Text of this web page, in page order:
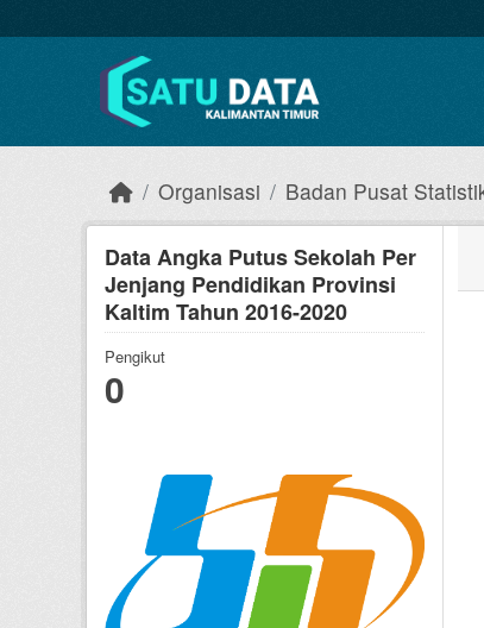
Organisasi Badan Pusat
Data Angka Putus Sekolah Per
Jenjang Pendidikan Provinsi
Kaltim Tahun 2016-2020
Pengikut
0